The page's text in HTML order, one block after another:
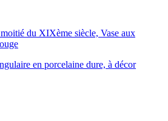
du XIXème siècle, Vase aux